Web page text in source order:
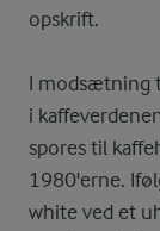
opskrift.
I modsætning
i
spores til
1980'erne.
white ved et